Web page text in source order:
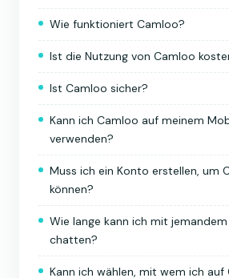
Wie funktioniert Camloo?
Ist die Nutzung von Camloo
Ist Camloo sicher?
Kann ich Camloo auf meinem
verwenden?
Muss ich ein Konto erstellen, um
können?
Wie lange kann ich mit
chatten?
Kann ich wählen, mit wem ich